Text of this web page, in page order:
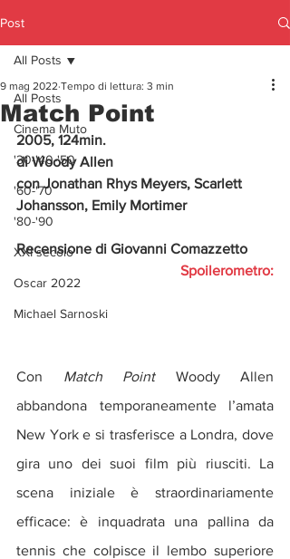
Post
All Posts
Cinema Muto
'30-'40-'50
'60-'70
'80-'90
XXI secolo
Oscar 2022
Michael Sarnoski
All Posts
Match Point
9 mag 2022 Tempo di lettura: 3 min
2005, 124min.
di Woody Allen
con Jonathan Rhys Meyers, Scarlett
Johansson, Emily Mortimer
Recensione di Giovanni Comazzetto
Spoilerometro:
Con Match Point Woody Allen
abbandona temporaneamente l’amata
New York e si trasferisce a Londra, dove
gira uno dei suoi film più riusciti. La
scena iniziale è straordinariamente
efficace: è inquadrata una pallina da
tennis che colpisce il lembo superiore